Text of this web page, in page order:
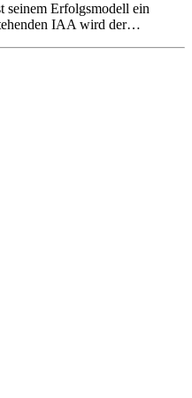
seinem Erfolgsmodell ein
IAA wird der…